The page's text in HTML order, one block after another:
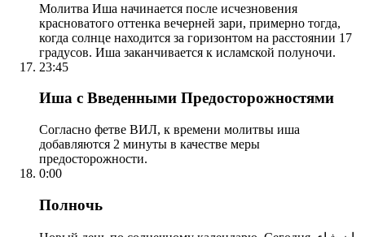
Молитва Иша начинается после исчезновения
красноватого оттенка вечерней зари, примерно тогда,
когда солнце находится за горизонтом на расстоянии 17
градусов. Иша заканчивается к исламской полуночи.
23:45
Иша с Введенными Предосторожностями
Согласно фетве ВИЛ, к времени молитвы иша
добавляются 2 минуты в качестве меры
предосторожности.
0:00
Полночь